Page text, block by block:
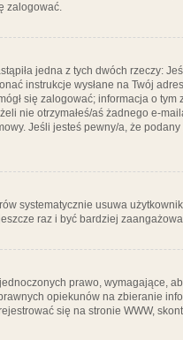
zalogować.
jedna z tych dwóch rzeczy:
instrukcje wysłane na Twój
się zalogować; informacja o tym
nie otrzymałeś/aś żadnego e-
Jeśli jesteś pewny/a, że
systematycznie usuwa
raz i być bardziej
prawo, wymagające,
opiekunów na zbieranie
się na stronie WWW,